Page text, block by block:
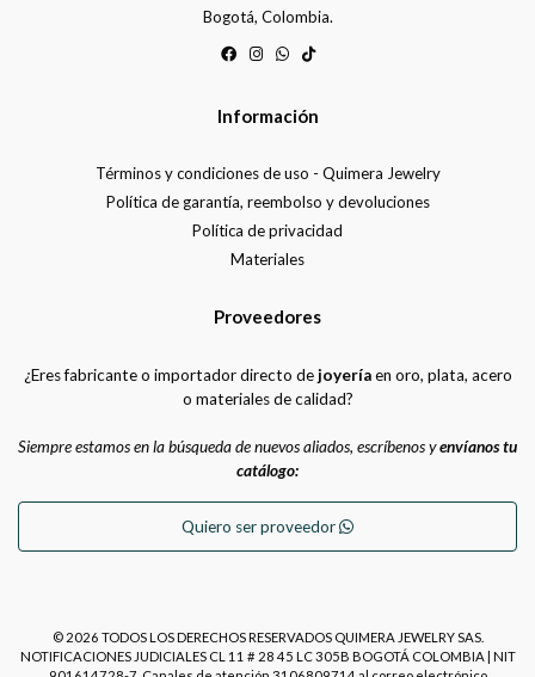
Bogotá, Colombia.
Información
Términos y condiciones de uso - Quimera Jewelry
Política de garantía, reembolso y devoluciones
Política de privacidad
Materiales
Proveedores
¿Eres fabricante o importador directo dejoyeríaen oro, plata, acero
o materiales de calidad?
Siempre estamos en la búsqueda de nuevos aliados, escríbenos yenvíanos tu
catálogo:
Quiero ser proveedor
© 2026 TODOS LOS DERECHOS RESERVADOS QUIMERA JEWELRY SAS.
NOTIFICACIONES JUDICIALES CL 11 # 28 45 LC 305B BOGOTÁ COLOMBIA | NIT